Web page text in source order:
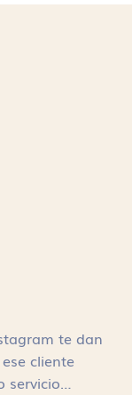
te dan
cliente
servicio…